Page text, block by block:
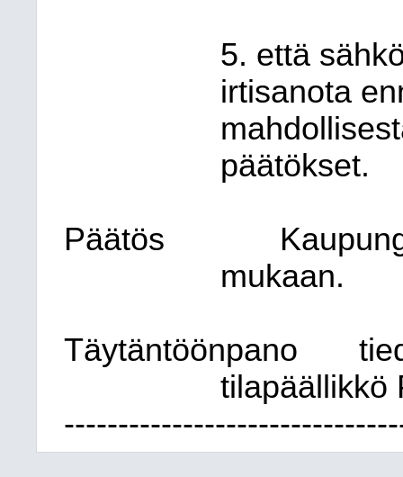
5. että
irtisanota
päätökset.
Päätös
mukaan.
Täytäntöönpano
tilapäällikkö